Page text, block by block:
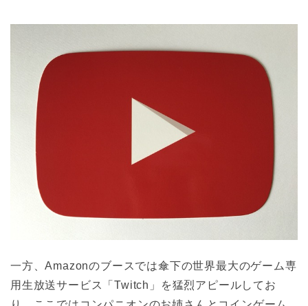
一方、Amazonのブースでは傘下の世界最大のゲーム専
用生放送サービス「Twitch」を猛烈アピールしてお